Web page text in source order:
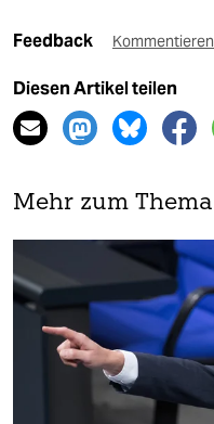
Feedback Kommentieren
Diesen Artikel teilen
Mehr zum Thema